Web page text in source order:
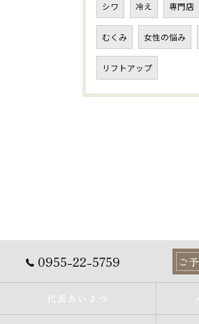
シワ 冷え 専門店
むくみ 女性の悩み
リフトアップ
0955-22-5759 ご
代表あいさつ